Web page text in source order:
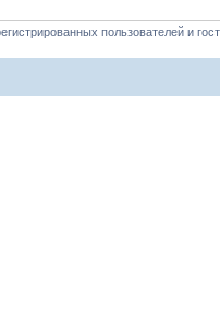
пользователей и